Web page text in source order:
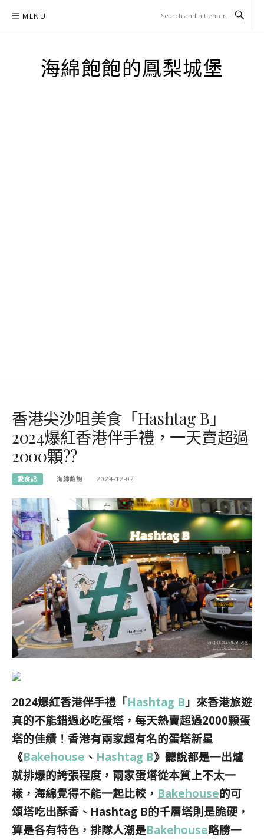
MENU
海綿飽飽的鳳梨城堡
香港尖沙咀美食「Hashtag B」
2024爆紅香港伴手禮，一天賣超過
2000顆??
愛食記 海綿飽飽 2024-12-02
2024爆紅香港伴手禮「Hashtag B 」來香港旅遊
真的不能錯過必吃蛋塔，每天熱賣超過2000顆蛋
塔的佳績！香港有兩家超有名的蛋塔新星
《Bakehouse 、 Hashtag B》聽說都是一出爐
就排爆的誇張程度，兩家蛋塔從本質上不太一
樣，海綿覺得不能一起比較， Bakehouse的可
頌塔吃出酥香、Hashtag B的千層塔則是脆硬，
算是各有特色，排隊人潮是Bakehouse略勝一